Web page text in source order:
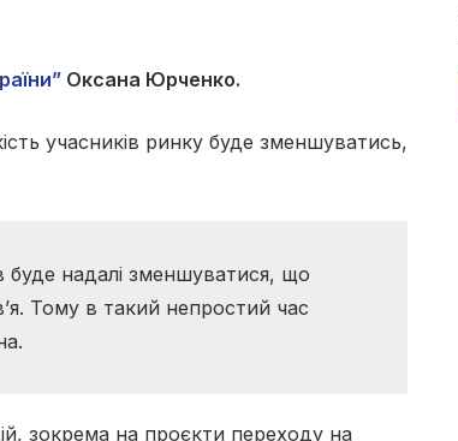
Оксана Юрченко.
учасників ринку буде зменшуватись,
буде надалі зменшуватися, що
Тому в такий непростий час
зокрема на проєкти переходу на